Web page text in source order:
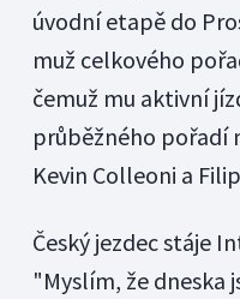
úvodní etapě do
muž celkového
čemuž mu aktivní
průběžného pořadí
Kevin Colleoni a
Český jezdec stáje
"Myslím, že dneska